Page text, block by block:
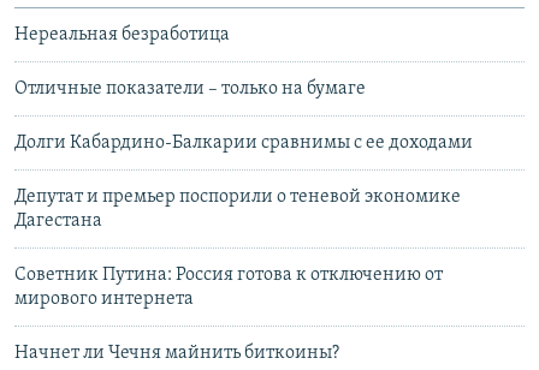
Нереальная безработица
Отличные показатели – только на бумаге
Долги Кабардино-Балкарии сравнимы с ее доходами
Депутат и премьер поспорили о теневой экономике
Дагестана
Советник Путина: Россия готова к отключению от
мирового интернета
Начнет ли Чечня майнить биткоины?